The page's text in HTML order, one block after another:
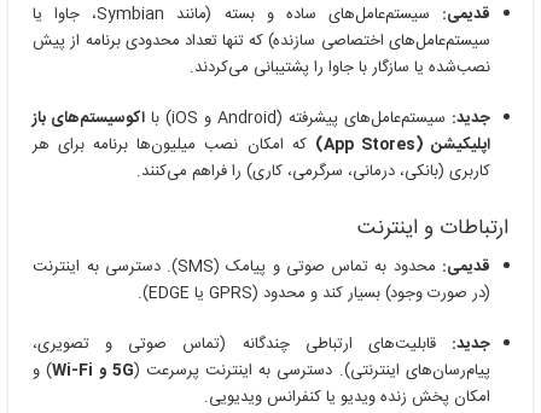
قدیمی:
سیستم‌عامل‌های ساده و بسته (مانند Symbian، جاوا یا
سیستم‌عامل‌های اختصاصی سازنده) که تنها تعداد محدودی برنامه از پیش
نصب‌شده یا سازگار با جاوا را پشتیبانی می‌کردند.
جدید: سیستم‌عامل‌های پیشرفته (Android و iOS) با
اکوسیستم‌های باز
اپلیکیشن (App Stores)
که امکان نصب میلیون‌ها برنامه برای هر
کاربری (بانکی، درمانی، سرگرمی، کاری) را فراهم می‌کنند.
ارتباطات و اینترنت
قدیمی:
محدود به تماس صوتی و پیامک (SMS). دسترسی به اینترنت
(در صورت وجود) بسیار کند و محدود (GPRS یا EDGE).
جدید: قابلیت‌های ارتباطی چندگانه (تماس صوتی و تصویری،
پیام‌رسان‌های اینترنتی). دسترسی به اینترنت پرسرعت (5G و Wi-Fi
) و
امکان پخش زنده ویدیو یا کنفرانس ویدیویی.